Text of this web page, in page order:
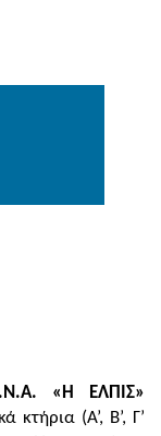
«Η ΕΛΠΙΣ»
κτήρια (Α’, Β’, Γ’